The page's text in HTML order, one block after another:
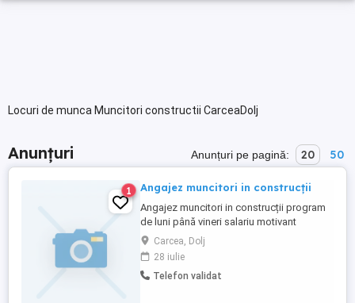
Locuri de munca Muncitori constructii CarceaDolj
Anunțuri Anunțuri pe pagină: 20 50
1 Angajez muncitori in construcții
Angajez muncitori in construcții program
de luni până vineri salariu motivant
contract de munca
Carcea, Dolj
28 iulie
Telefon validat